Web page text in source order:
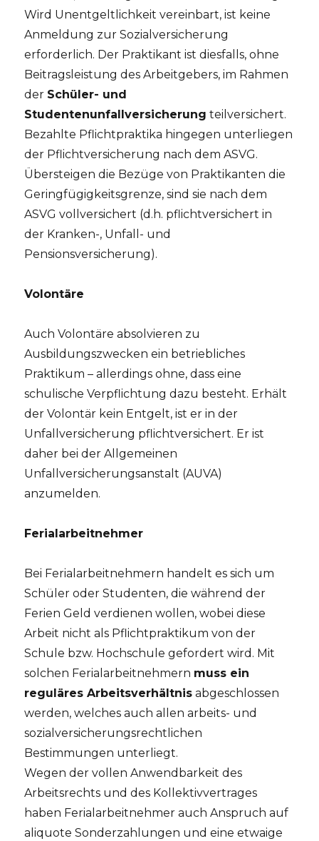
Wird Unentgeltlichkeit vereinbart, ist keine
Anmeldung zur Sozialversicherung
erforderlich. Der Praktikant ist diesfalls, ohne
Beitragsleistung des Arbeitgebers, im Rahmen
der Schüler- und
Studentenunfallversicherung teilversichert.
Bezahlte Pflichtpraktika hingegen unterliegen
der Pflichtversicherung nach dem ASVG.
Übersteigen die Bezüge von Praktikanten die
Geringfügigkeitsgrenze, sind sie nach dem
ASVG vollversichert (d.h. pflichtversichert in
der Kranken-, Unfall- und
Pensionsversicherung).
Volontäre
Auch Volontäre absolvieren zu
Ausbildungszwecken ein betriebliches
Praktikum – allerdings ohne, dass eine
schulische Verpflichtung dazu besteht. Erhält
der Volontär kein Entgelt, ist er in der
Unfallversicherung pflichtversichert. Er ist
daher bei der Allgemeinen
Unfallversicherungsanstalt (AUVA)
anzumelden.
Ferialarbeitnehmer
Bei Ferialarbeitnehmern handelt es sich um
Schüler oder Studenten, die während der
Ferien Geld verdienen wollen, wobei diese
Arbeit nicht als Pflichtpraktikum von der
Schule bzw. Hochschule gefordert wird. Mit
solchen Ferialarbeitnehmern muss ein
reguläres Arbeitsverhältnis abgeschlossen
werden, welches auch allen arbeits- und
sozialversicherungsrechtlichen
Bestimmungen unterliegt.
Wegen der vollen Anwendbarkeit des
Arbeitsrechts und des Kollektivvertrages
haben Ferialarbeitnehmer auch Anspruch auf
aliquote Sonderzahlungen und eine etwaige